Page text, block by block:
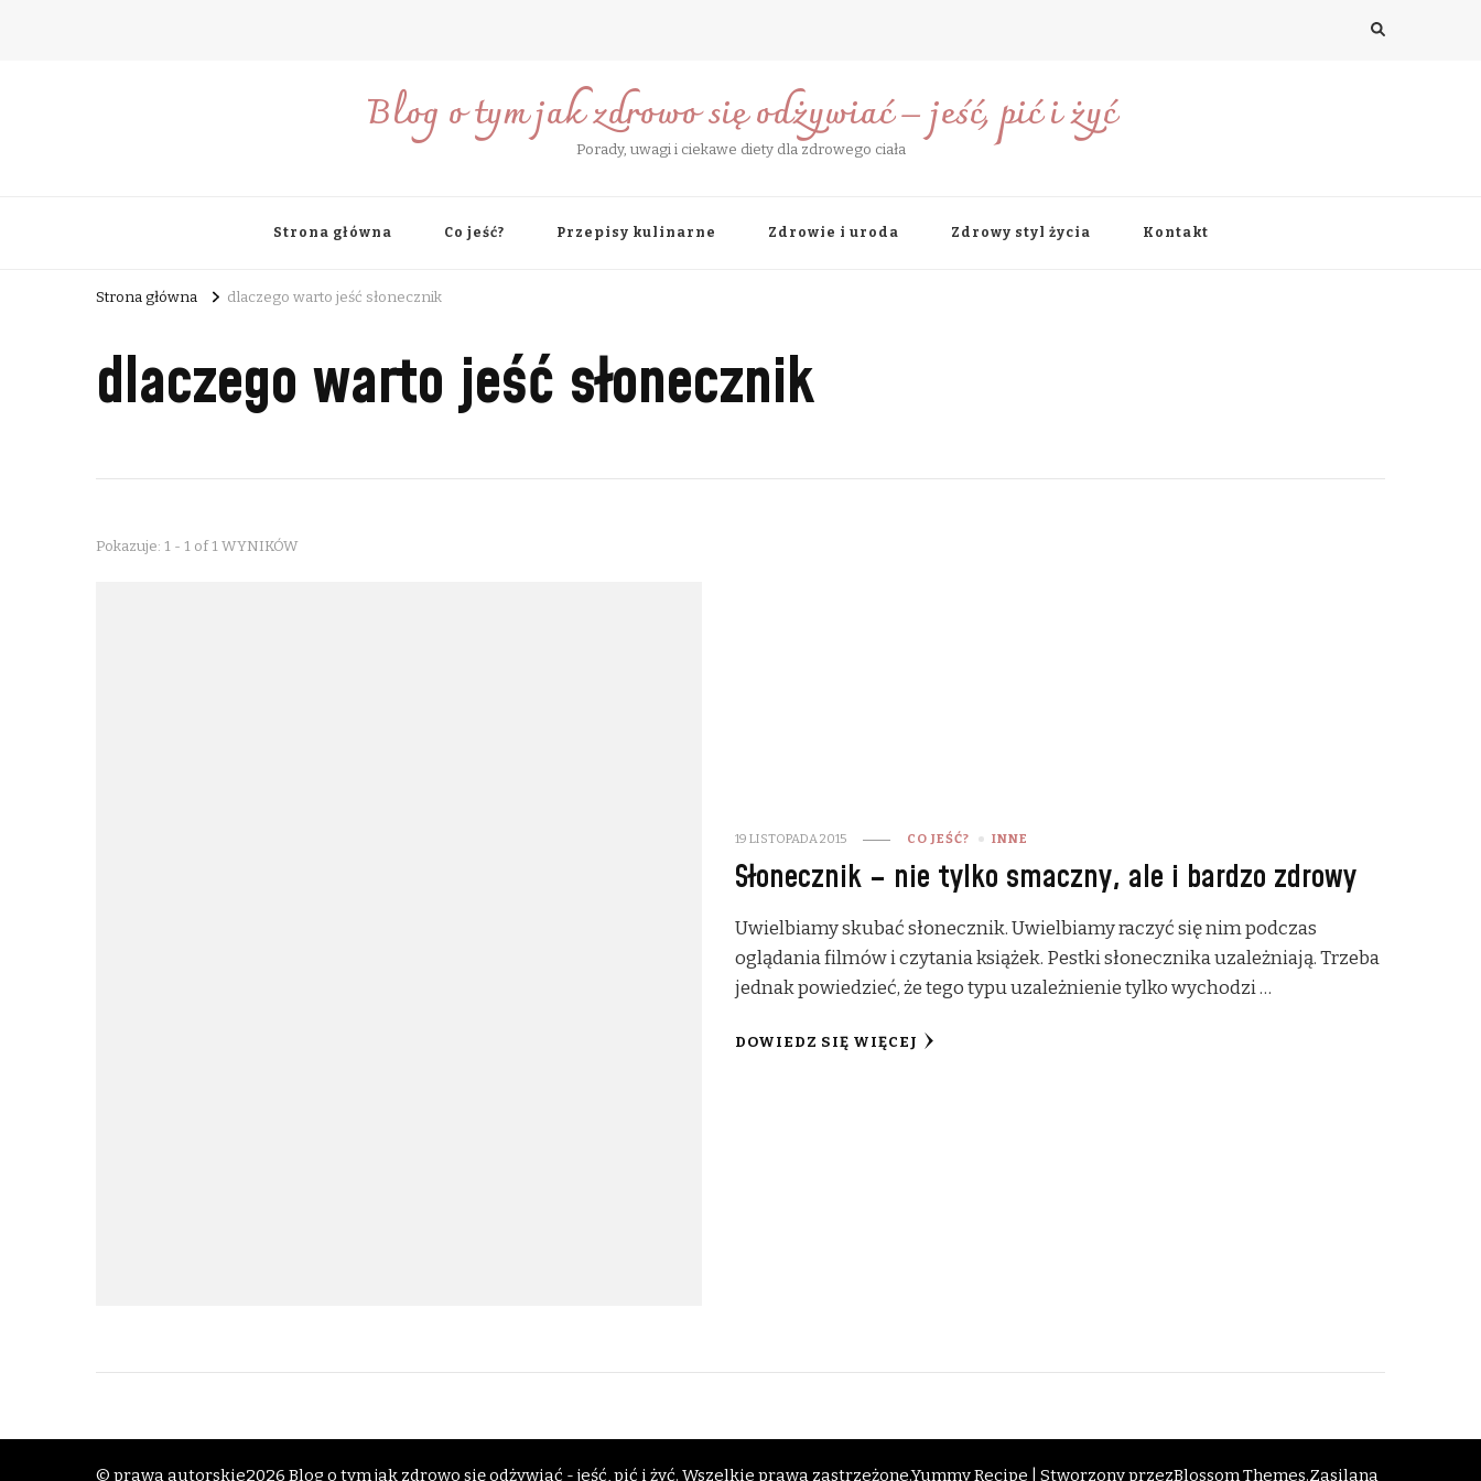
Blog o tym jak zdrowo się odżywiać – jeść, pić i żyć
Porady, uwagi i ciekawe diety dla zdrowego ciała
Strona główna Co jeść? Przepisy kulinarne Zdrowie i uroda Zdrowy styl życia Kontakt
Strona główna dlaczego warto jeść słonecznik
dlaczego warto jeść słonecznik
Pokazuje: 1 - 1 of 1 WYNIKÓW
19 LISTOPADA 2015 CO JEŚĆ? INNE
Słonecznik – nie tylko smaczny, ale i bardzo zdrowy
Uwielbiamy skubać słonecznik. Uwielbiamy raczyć się nim podczas
oglądania filmów i czytania książek. Pestki słonecznika uzależniają. Trzeba
jednak powiedzieć, że tego typu uzależnienie tylko wychodzi …
DOWIEDZ SIĘ WIĘCEJ
© prawa autorskie2026 Blog o tym jak zdrowo się odżywiać - jeść, pić i żyć. Wszelkie prawa zastrzeżone.Yummy Recipe | Stworzony przezBlossom Themes.Zasilana